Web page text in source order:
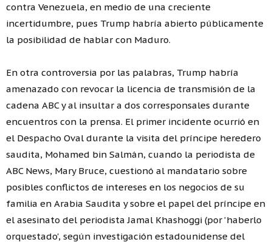
contra Venezuela, en medio de una creciente
incertidumbre, pues Trump habría abierto públicamente
la posibilidad de hablar con Maduro.
En otra controversia por las palabras, Trump habría
amenazado con revocar la licencia de transmisión de la
cadena ABC y al insultar a dos corresponsales durante
encuentros con la prensa. El primer incidente ocurrió en
el Despacho Oval durante la visita del príncipe heredero
saudita, Mohamed bin Salmán, cuando la periodista de
ABC News, Mary Bruce, cuestionó al mandatario sobre
posibles conflictos de intereses en los negocios de su
familia en Arabia Saudita y sobre el papel del príncipe en
el asesinato del periodista Jamal Khashoggi (por 'haberlo
orquestado', según investigación estadounidense del